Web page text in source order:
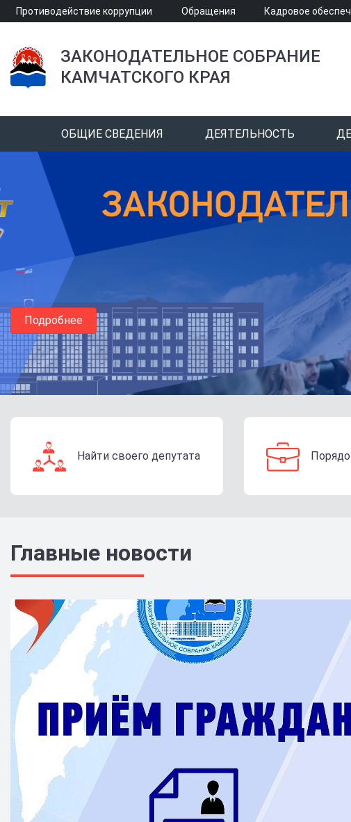
Противодействие коррупции Обращения Кадровое
ЗАКОНОДАТЕЛЬНОЕ СОБРАНИЕ
КАМЧАТСКОГО КРАЯ
ОБЩИЕ СВЕДЕНИЯ ДЕЯТЕЛЬНОСТЬ
Общественная приёмная
Обратиться к депутатам Законодательного
Подробнее
Подробнее
Общественная приёмная
Обратиться к депутатам Законодательного
Подробнее
Найти своего депутата
Главные новости